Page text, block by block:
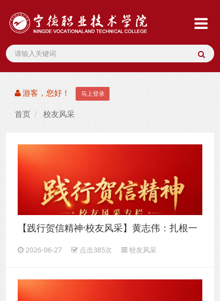
游客，您好！ 马上登录
首页 校友风采
【践行贺信精神·校友风采】黄志伟：扎根一
2026-06-27 点击385次 校友风采